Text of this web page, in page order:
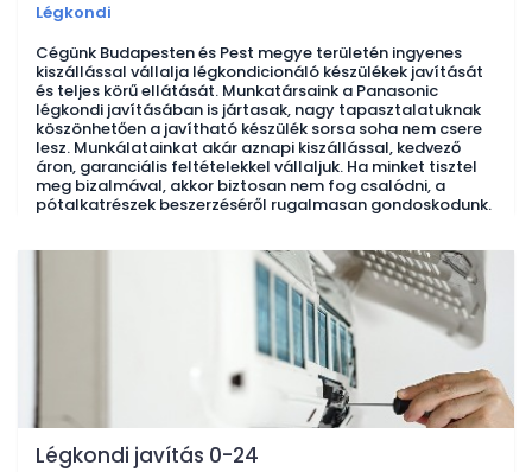
Légkondi
Cégünk Budapesten és Pest megye területén ingyenes
kiszállással vállalja légkondicionáló készülékek javítását
és teljes körű ellátását. Munkatársaink a Panasonic
légkondi javításában is jártasak, nagy tapasztalatuknak
köszönhetően a javítható készülék sorsa soha nem csere
lesz. Munkálatainkat akár aznapi kiszállással, kedvező
áron, garanciális feltételekkel vállaljuk. Ha minket tisztel
meg bizalmával, akkor biztosan nem fog csalódni, a
pótalkatrészek beszerzéséről rugalmasan gondoskodunk.
Légkondi javítás 0-24